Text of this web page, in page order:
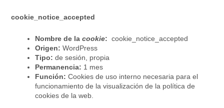
cookie_notice_accepted
Nombre de la cookie: cookie_notice_accepted
Origen: WordPress
Tipo: de sesión, propia
Permanencia: 1 mes
Función: Cookies de uso interno necesaria para el
funcionamiento de la visualización de la política de
cookies de la web.